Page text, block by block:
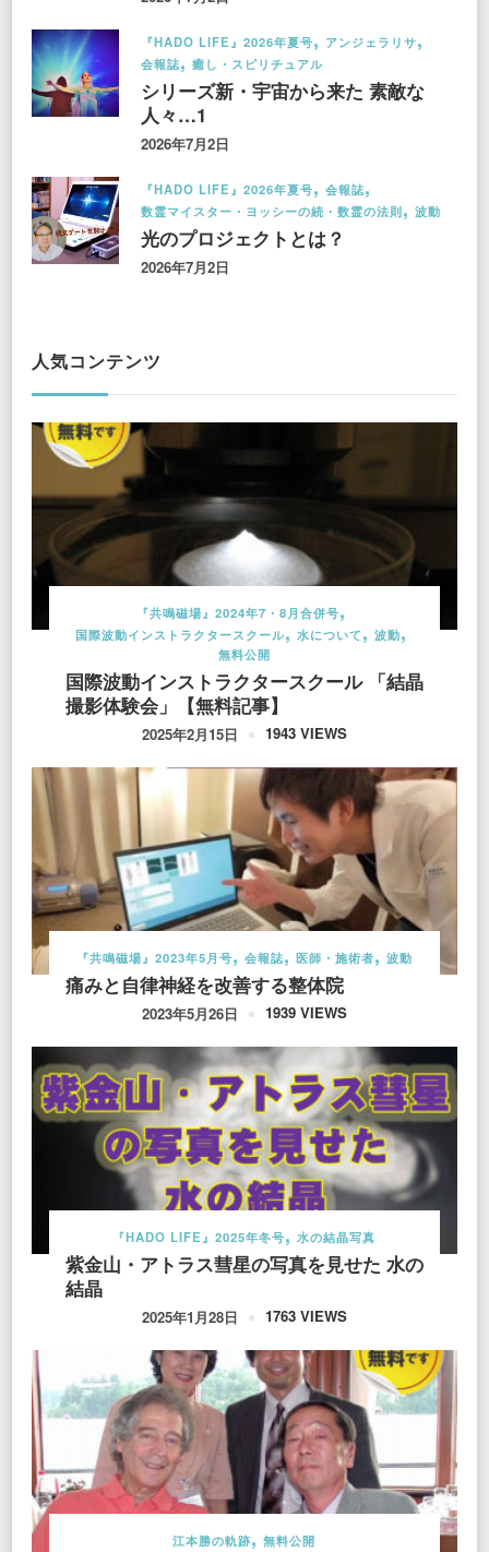
『HADO LIFE』2026年夏号
アンジェラリサ
会報誌
癒し・スピリチュアル
シリーズ新・宇宙から来た 素敵な
人々…1
2026年7月2日
『HADO LIFE』2026年夏号
会報誌
数霊マイスター・ヨッシーの続・数霊の法則
波動
光のプロジェクトとは？
2026年7月2日
人気コンテンツ
『共鳴磁場』2024年7・8月合併号
国際波動インストラクタースクール
水について
波動
無料公開
国際波動インストラクタースクール 「結晶
撮影体験会」【無料記事】
2025年2月15日 1943 VIEWS
『共鳴磁場』2023年5月号 会報誌 医師・施術者 波動
痛みと自律神経を改善する整体院
2023年5月26日 1939 VIEWS
『HADO LIFE』2025年冬号 水の結晶写真
紫金山・アトラス彗星の写真を見せた 水の
結晶
2025年1月28日 1763 VIEWS
江本勝の軌跡 無料公開